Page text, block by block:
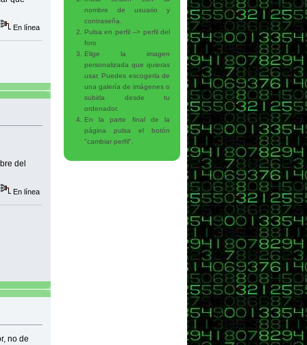
+ ", tubo una edad multiplo de 5 hace " +
de " + proximoMultiplo5Edad + " años.");
En línea
del
En línea
no de
nombre de usuario y
contraseña.
Pulsa en perfil --> perfil del
foro
Elige la imagen
personalizada que quieras
usar. Puedes escogerla de
una galería de imágenes o
subirla desde tu
ordenador.
En la parte final de la
página pulsa el botón
"cambiar perfil".